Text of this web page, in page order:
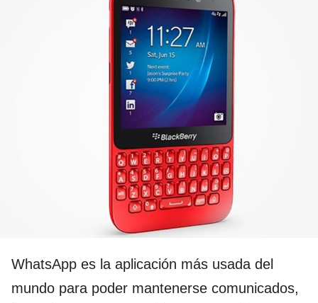
WhatsApp es la aplicación más usada del
mundo para poder mantenerse comunicados,